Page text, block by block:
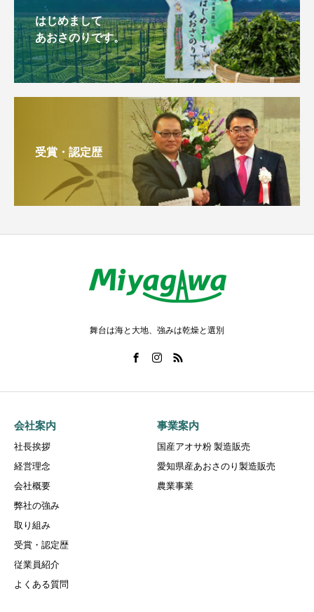
はじめまして
あおさのりです。
受賞・認定歴
舞台は海と大地、強みは乾燥と選別
会社案内
社長挨拶
経営理念
会社概要
弊社の強み
取り組み
受賞・認定歴
従業員紹介
よくある質問
事業案内
国産アオサ粉 製造販売
愛知県産あおさのり製造販売
農業事業